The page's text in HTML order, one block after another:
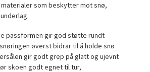
som beskytter mot snø,
passformen gir god støtte rundt
øverst bidrar til å holde snø
gir godt grep på glatt og ujevnt
skoen godt egnet til tur,